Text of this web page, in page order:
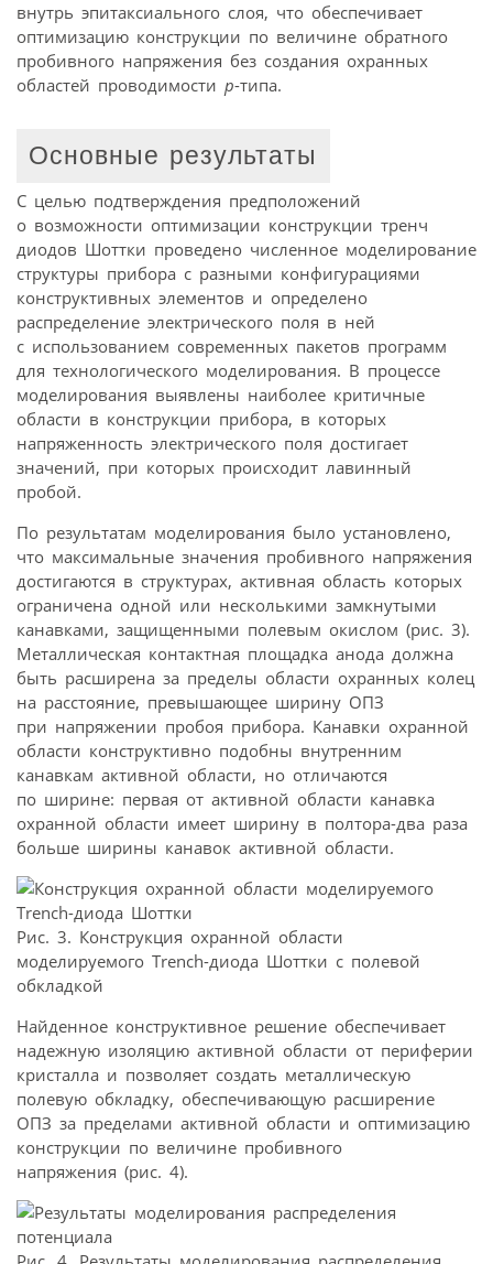
внутрь эпитаксиального слоя, что обеспечивает
оптимизацию конструкции по величине обратного
пробивного напряжения без создания охранных
областей проводимости р-типа.
Основные результаты
С целью подтверждения предположений
о возможности оптимизации конструкции тренч
диодов Шоттки проведено численное моделирование
структуры прибора с разными конфигурациями
конструктивных элементов и определено
распределение электрического поля в ней
с использованием современных пакетов программ
для технологического моделирования. В процессе
моделирования выявлены наиболее критичные
области в конструкции прибора, в которых
напряженность электрического поля достигает
значений, при которых происходит лавинный
пробой.
По результатам моделирования было установлено,
что максимальные значения пробивного напряжения
достигаются в структурах, активная область которых
ограничена одной или несколькими замкнутыми
канавками, защищенными полевым окислом (рис. 3).
Металлическая контактная площадка анода должна
быть расширена за пределы области охранных колец
на расстояние, превышающее ширину ОПЗ
при напряжении пробоя прибора. Канавки охранной
области конструктивно подобны внутренним
канавкам активной области, но отличаются
по ширине: первая от активной области канавка
охранной области имеет ширину в полтора-два раза
больше ширины канавок активной области.
Рис. 3. Конструкция охранной области
моделируемого Trench-диода Шоттки с полевой
обкладкой
Найденное конструктивное решение обеспечивает
надежную изоляцию активной области от периферии
кристалла и позволяет создать металлическую
полевую обкладку, обеспечивающую расширение
ОПЗ за пределами активной области и оптимизацию
конструкции по величине пробивного
напряжения (рис. 4).